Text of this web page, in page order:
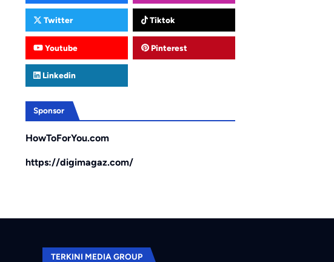
Twitter Tiktok
Youtube Pinterest
Linkedin
Sponsor
HowToForYou.com
https://digimagaz.com/
TERKINI MEDIA GROUP